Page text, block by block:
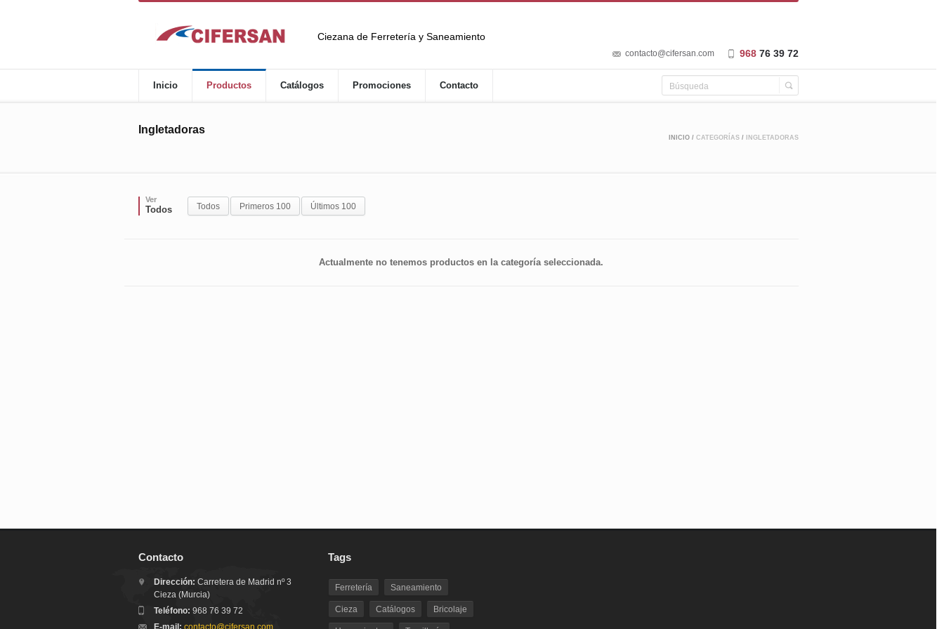
Ciezana de Ferretería y Saneamiento
contacto@cifersan.com 96876 39 72
Inicio Productos Catálogos Promociones Contacto
Ingletadoras
INICIO/ CATEGORÍAS/ INGLETADORAS
Ver
Todos Todos Primeros 100 Últimos 100
Actualmente no tenemos productos en la categoría seleccionada.
Contacto
Dirección: Carretera de Madrid nº 3
Cieza (Murcia)
Teléfono: 968 76 39 72
E-mail: contacto@cifersan.com
Tags
Ferretería Saneamiento
Cieza Catálogos Bricolaje